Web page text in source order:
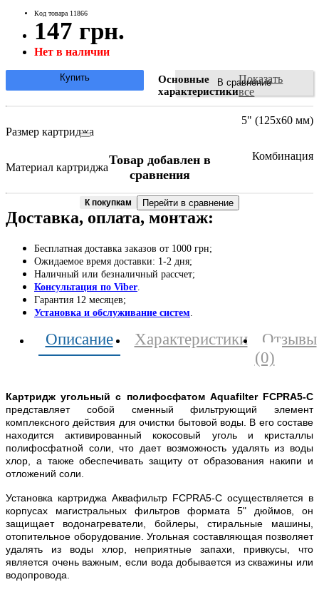
Код товара 11866
147 грн.
Нет в наличии
В сравнение
Купить
Основные
характеристики
Показать
все
Размер картриджа
5" (125х60 мм)
Материал картриджа
Комбинация
Доставка, оплата, монтаж:
Бесплатная доставка заказов от 1000 грн;
Ожидаемое время доставки: 1-2 дня;
Наличный или безналичный рассчет;
Консультация по Viber
Гарантия 12 месяцев;
Установка и обслуживание систем
Описание Характеристики
Отзывы
(0)
Картридж угольный c полифосфатом Aquafilter FCPRA5-C
представляет собой сменный фильтрующий элемент
комплексного действия для очистки бытовой воды. В его составе
находится активированный кокосовый уголь и кристаллы
полифосфатной соли, что дает возможность удалять из воды
хлор, а также обеспечивать защиту от образования накипи и
отложений соли.
Установка картриджа Аквафильтр FCPRA5-C осуществляется в
корпусах магистральных фильтров формата 5" дюймов, он
защищает водонагреватели, бойлеры, стиральные машины,
отопительное оборудование. Угольная составляющая позволяет
удалять из воды хлор, неприятные запахи, привкусы, что
является очень важным, если вода добывается из скважины или
водопровода.
Товар добавлен в
сравнения
К покупкам Перейти в сравнение